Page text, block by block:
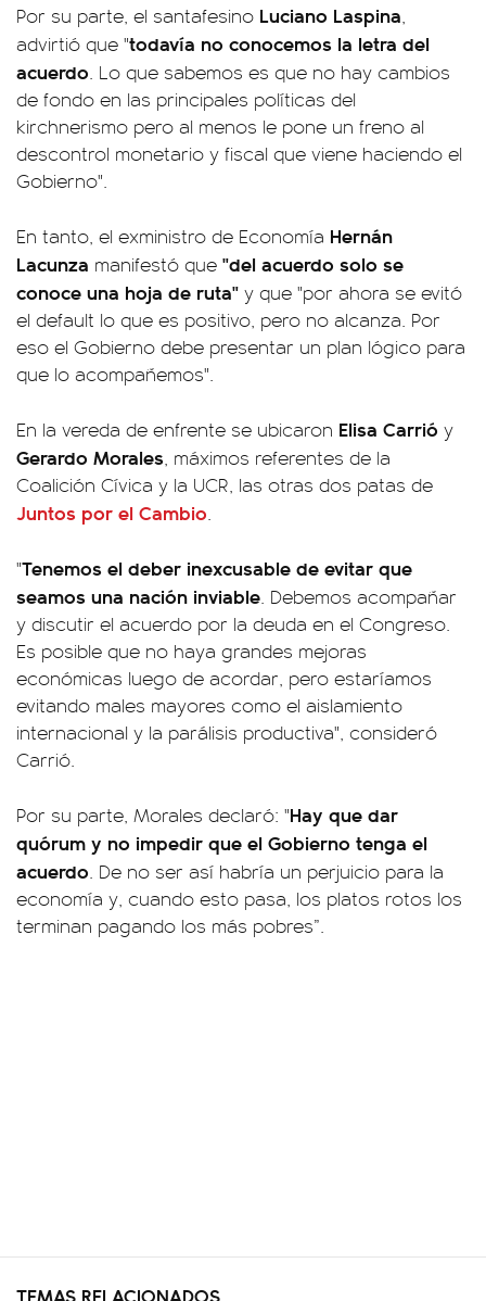
Por su parte, el santafesino Luciano Laspina,
advirtió que "todavía no conocemos la letra del
acuerdo. Lo que sabemos es que no hay cambios
de fondo en las principales políticas del
kirchnerismo pero al menos le pone un freno al
descontrol monetario y fiscal que viene haciendo el
Gobierno".
En tanto, el exministro de Economía Hernán
Lacunza manifestó que "del acuerdo solo se
conoce una hoja de ruta" y que "por ahora se evitó
el default lo que es positivo, pero no alcanza. Por
eso el Gobierno debe presentar un plan lógico para
que lo acompañemos".
En la vereda de enfrente se ubicaron Elisa Carrió y
Gerardo Morales, máximos referentes de la
Coalición Cívica y la UCR, las otras dos patas de
Juntos por el Cambio.
"Tenemos el deber inexcusable de evitar que
seamos una nación inviable. Debemos acompañar
y discutir el acuerdo por la deuda en el Congreso.
Es posible que no haya grandes mejoras
económicas luego de acordar, pero estaríamos
evitando males mayores como el aislamiento
internacional y la parálisis productiva", consideró
Carrió.
Por su parte, Morales declaró: "Hay que dar
quórum y no impedir que el Gobierno tenga el
acuerdo. De no ser así habría un perjuicio para la
economía y, cuando esto pasa, los platos rotos los
terminan pagando los más pobres”.
TEMAS RELACIONADOS